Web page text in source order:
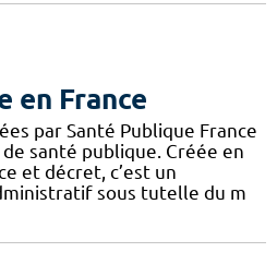
en France
par Santé Publique France
santé publique. Créée en
et décret, c’est un
sous tutelle du m